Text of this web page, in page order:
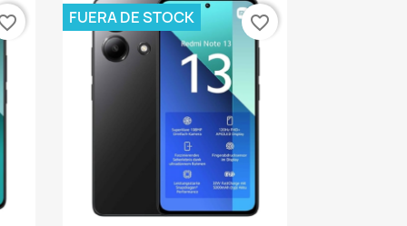
FUERA DE STOCK favorite_border